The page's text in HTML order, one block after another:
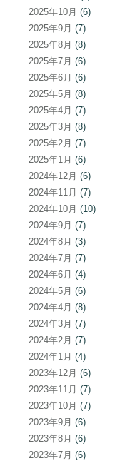
2025年10月 (6)
2025年9月 (7)
2025年8月 (8)
2025年7月 (6)
2025年6月 (6)
2025年5月 (8)
2025年4月 (7)
2025年3月 (8)
2025年2月 (7)
2025年1月 (6)
2024年12月 (6)
2024年11月 (7)
2024年10月 (10)
2024年9月 (7)
2024年8月 (3)
2024年7月 (7)
2024年6月 (4)
2024年5月 (6)
2024年4月 (8)
2024年3月 (7)
2024年2月 (7)
2024年1月 (4)
2023年12月 (6)
2023年11月 (7)
2023年10月 (7)
2023年9月 (6)
2023年8月 (6)
2023年7月 (6)